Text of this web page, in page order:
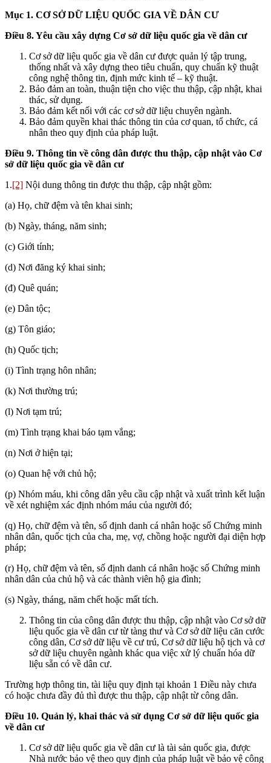
Mục 1. CƠ SỞ DỮ LIỆU QUỐC GIA VỀ DÂN CƯ
Điều 8. Yêu cầu xây dựng Cơ sở dữ liệu quốc gia về dân cư
Cơ sở dữ liệu quốc gia về dân cư được quản lý tập trung,
thống nhất và xây dựng theo tiêu chuẩn, quy chuẩn kỹ thuật
công nghệ thông tin, định mức kinh tế – kỹ thuật.
Bảo đảm an toàn, thuận tiện cho việc thu thập, cập nhật, khai
thác, sử dụng.
Bảo đảm kết nối với các cơ sở dữ liệu chuyên ngành.
Bảo đảm quyền khai thác thông tin của cơ quan, tổ chức, cá
nhân theo quy định của pháp luật.
Điều 9. Thông tin về công dân được thu thập, cập nhật vào Cơ
sở dữ liệu quốc gia về dân cư
1.[2] Nội dung thông tin được thu thập, cập nhật gồm:
(a) Họ, chữ đệm và tên khai sinh;
(b) Ngày, tháng, năm sinh;
(c) Giới tính;
(d) Nơi đăng ký khai sinh;
(đ) Quê quán;
(e) Dân tộc;
(g) Tôn giáo;
(h) Quốc tịch;
(i) Tình trạng hôn nhân;
(k) Nơi thường trú;
(l) Nơi tạm trú;
(m) Tình trạng khai báo tạm vắng;
(n) Nơi ở hiện tại;
(o) Quan hệ với chủ hộ;
(p) Nhóm máu, khi công dân yêu cầu cập nhật và xuất trình kết luận
về xét nghiệm xác định nhóm máu của người đó;
(q) Họ, chữ đệm và tên, số định danh cá nhân hoặc số Chứng minh
nhân dân, quốc tịch của cha, mẹ, vợ, chồng hoặc người đại diện hợp
pháp;
(r) Họ, chữ đệm và tên, số định danh cá nhân hoặc số Chứng minh
nhân dân của chủ hộ và các thành viên hộ gia đình;
(s) Ngày, tháng, năm chết hoặc mất tích.
Thông tin của công dân được thu thập, cập nhật vào Cơ sở dữ
liệu quốc gia về dân cư từ tàng thư và Cơ sở dữ liệu căn cước
công dân, Cơ sở dữ liệu về cư trú, Cơ sở dữ liệu hộ tịch và cơ
sở dữ liệu chuyên ngành khác qua việc xử lý chuẩn hóa dữ
liệu sẵn có về dân cư.
Trường hợp thông tin, tài liệu quy định tại khoản 1 Điều này chưa
có hoặc chưa đầy đủ thì được thu thập, cập nhật từ công dân.
Điều 10. Quản lý, khai thác và sử dụng Cơ sở dữ liệu quốc gia
về dân cư
Cơ sở dữ liệu quốc gia về dân cư là tài sản quốc gia, được
Nhà nước bảo vệ theo quy định của pháp luật về bảo vệ công